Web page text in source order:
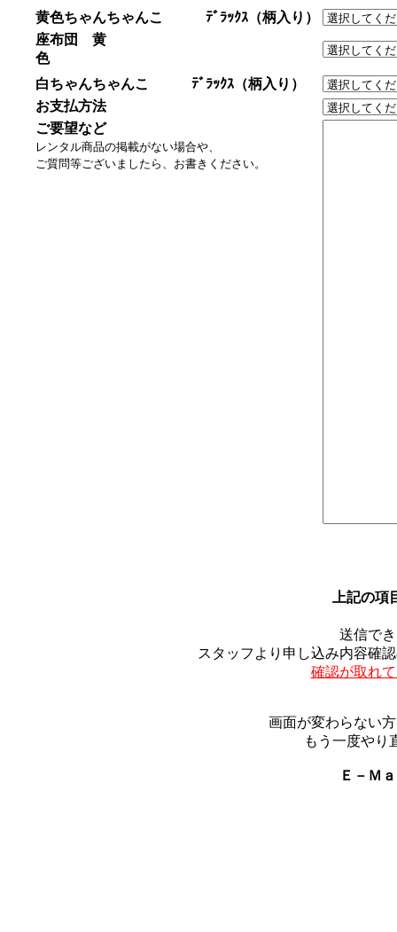
黄色ちゃんちゃんこ ﾃﾞﾗｯｸｽ（柄入り）
座布団 黄
色
白ちゃんちゃんこ ﾃﾞﾗｯｸｽ（柄入り）
お支払方法
ご要望など
レンタル商品の掲載がない場合や、
ご質問等ございましたら、お書きください。
上記の
送信で
スタッフより申し込み内容確
確認が取れ
画面が変わらない
もう一度やり
Ｅ－